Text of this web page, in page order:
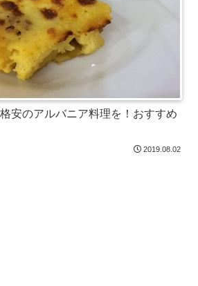
安のアルバニア料理を！おすすめ
2019.08.02